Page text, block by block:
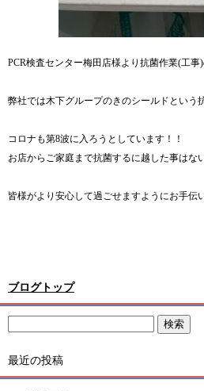
PCR検査センター梅田店様より抗菌作業(工事)
弊社では木下グループのきのシールドという
コロナも第8波に入ろうとしています！！
お店からご家庭まで抗菌するに越した事はな
皆様がより安心して過ごせますようにお手伝
ブログトップ
最近の投稿